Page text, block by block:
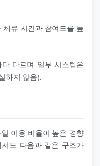
류 시간과 참여도를 높
다르며 일부 시스템은
하지 않음).
이용 비율이 높은 경향
도 다음과 같은 구조가